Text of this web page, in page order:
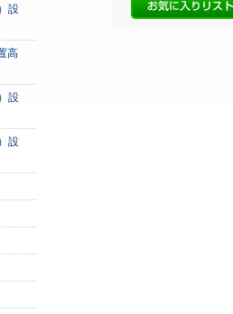
設
高
設
設